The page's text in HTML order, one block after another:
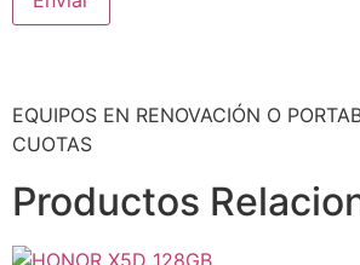
EQUIPOS EN RENOVACIÓN O
CUOTAS
Productos